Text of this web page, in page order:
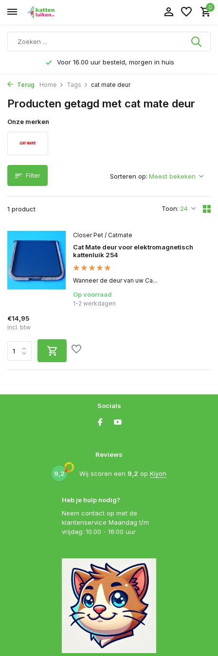
0
Voor 16.00 uur besteld, morgen in huis
Terug Home Tags cat mate deur
Producten getagd met cat mate deur
Onze merken
Filter
1 product Toon:
Sorteren op:
Closer Pet / Catmate
Cat Mate deur voor elektromagnetisch
kattenluik 254
Wanneer de deur van uw Ca...
Op voorraad
1-2 werkdagen
€14,95
Incl. btw
Heb je hulp nodig?
Neem contact op met de
klantenservice Maandag t/m
vrijdag: 10.00 - 16:00 uur
Reviews
9,2 Wij scoren een 9,2 op Kiyoh
Socials